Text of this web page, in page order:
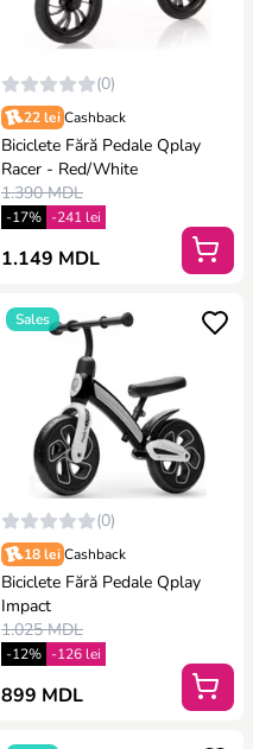
(0)
22 lei Cashback
Biciclete Fără Pedale Qplay
Racer - Red/White
1.390 MDL
-17% -241 lei
1.149 MDL
Sales
(0)
18 lei Cashback
Biciclete Fără Pedale Qplay
Impact
1.025 MDL
-12% -126 lei
899 MDL